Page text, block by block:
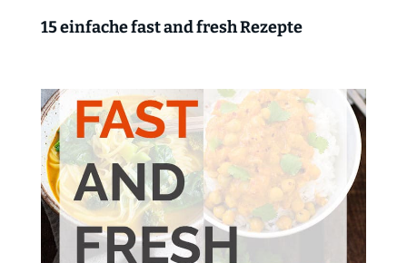
15 einfache fast and fresh Rezepte